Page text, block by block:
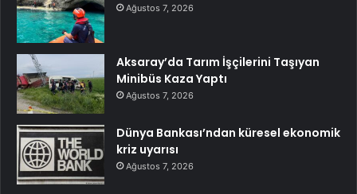
Ağustos 7, 2026
Aksaray’da Tarım İşçilerini Taşıyan
Minibüs Kaza Yaptı
Ağustos 7, 2026
Dünya Bankası’ndan küresel ekonomik
kriz uyarısı
Ağustos 7, 2026